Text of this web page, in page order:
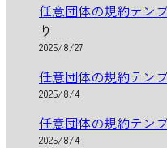
任意団体の規約テン
り
2025/8/27
任意団体の規約テン
2025/8/4
任意団体の規約テン
2025/8/4